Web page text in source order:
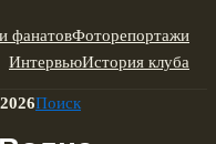
фанатовФоторепортажи
ИнтервьюИстория клуба
Поиск